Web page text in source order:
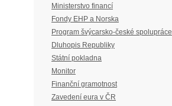
Ministerstvo financí
Fondy EHP a Norska
Program švýcarsko-české spolupráce
Dluhopis Republiky
Státní pokladna
Monitor
Finanční gramotnost
Zavedení eura v ČR